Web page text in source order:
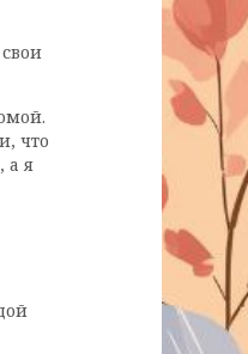
что
а я